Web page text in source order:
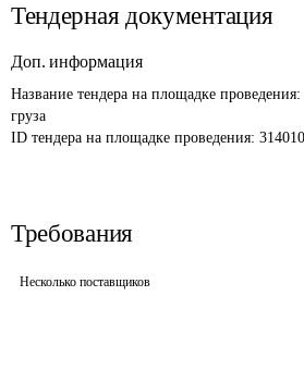
Тендерная документация
Доп. информация
Название тендера на площадке проведения:
груза
ID тендера на площадке проведения:
Требования
Несколько поставщиков